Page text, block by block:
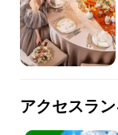
アクセスラ